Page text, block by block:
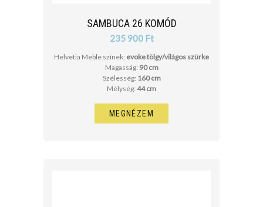
SAMBUCA 26 KOMÓD
235 900 Ft
Helvetia Meble színek: evoke tölgy/világos szürke
Magasság: 90 cm
Szélesség: 160 cm
Mélység: 44 cm
MEGNÉZEM